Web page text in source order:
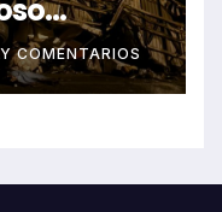
Chancas
vivienda
COMENTARIOS